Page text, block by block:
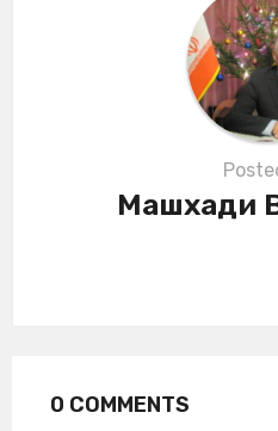
Машхади
0 COMMENTS